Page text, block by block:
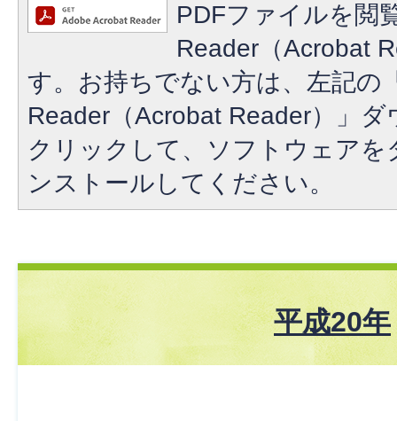
PDFファイルを閲
Reader（Acrobat
す。お持ちでない方は、左記の
Reader（Acrobat Reader）」
クリックして、ソフトウェア
ンストールしてください。
平成20年